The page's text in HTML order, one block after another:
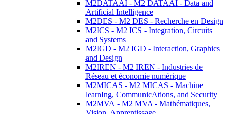
M2DATAAI - M2 DATAAI - Data and
Artificial Intelligence
M2DES - M2 DES - Recherche en Design
M2ICS - M2 ICS - Integration, Circuits
and Systems
M2IGD - M2 IGD - Interaction, Graphics
and Design
M2IREN - M2 IREN - Industries de
Réseau et économie numérique
M2MICAS - M2 MICAS - Machine
learnIng, CommunicAtions, and Security
M2MVA - M2 MVA - Mathématiques,